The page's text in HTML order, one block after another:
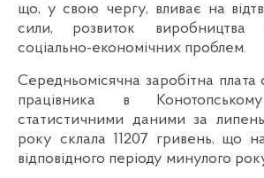
що, у свою чергу, вливає на
сили, розвиток виробництва
соціально-економічних проблем.
Середньомісячна заробітна плата
працівника в
статистичними даними за
року склала 11207 гривень, що
відповідного періоду минулого